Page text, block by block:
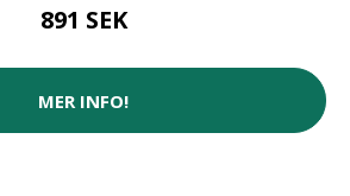
891 SEK
MER INFO!